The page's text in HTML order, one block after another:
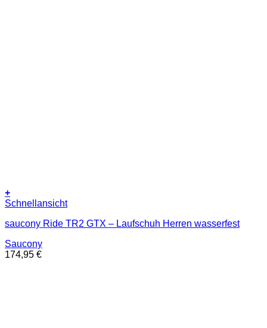
+
Dieses
weist
Varianten
auf.
Schnellansicht
saucony Ride TR2 GTX – Laufschuh Herren wasserfest
Saucony
174,95 €